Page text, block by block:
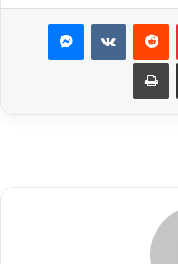
بينتيريست ماسنجر
مشاركة عبر البريد طباعة